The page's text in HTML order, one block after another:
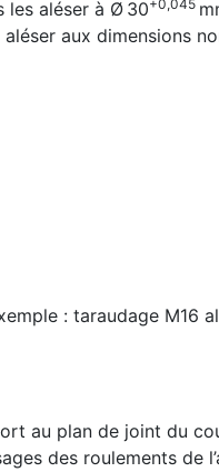
les aléser à Ø 30+0,045
aux dimensions
: taraudage M16
au plan de joint du
des roulements de